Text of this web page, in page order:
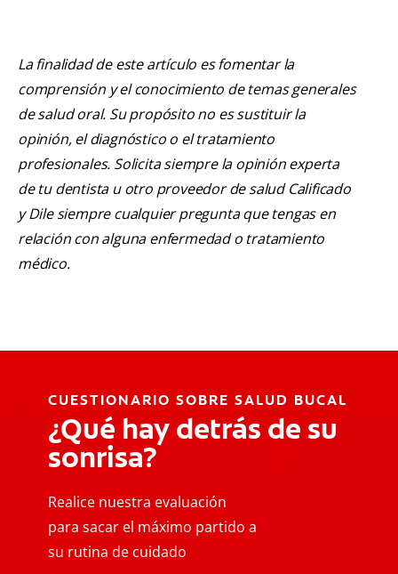
La finalidad de este artículo es fomentar la
comprensión y el conocimiento de temas generales
de salud oral. Su propósito no es sustituir la
opinión, el diagnóstico o el tratamiento
profesionales. Solicita siempre la opinión experta
de tu dentista u otro proveedor de salud Calificado
y Dile siempre cualquier pregunta que tengas en
relación con alguna enfermedad o tratamiento
médico.
CUESTIONARIO SOBRE SALUD BUCAL
¿Qué hay detrás de su
sonrisa?
Realice nuestra evaluación
para sacar el máximo partido a
su rutina de cuidado